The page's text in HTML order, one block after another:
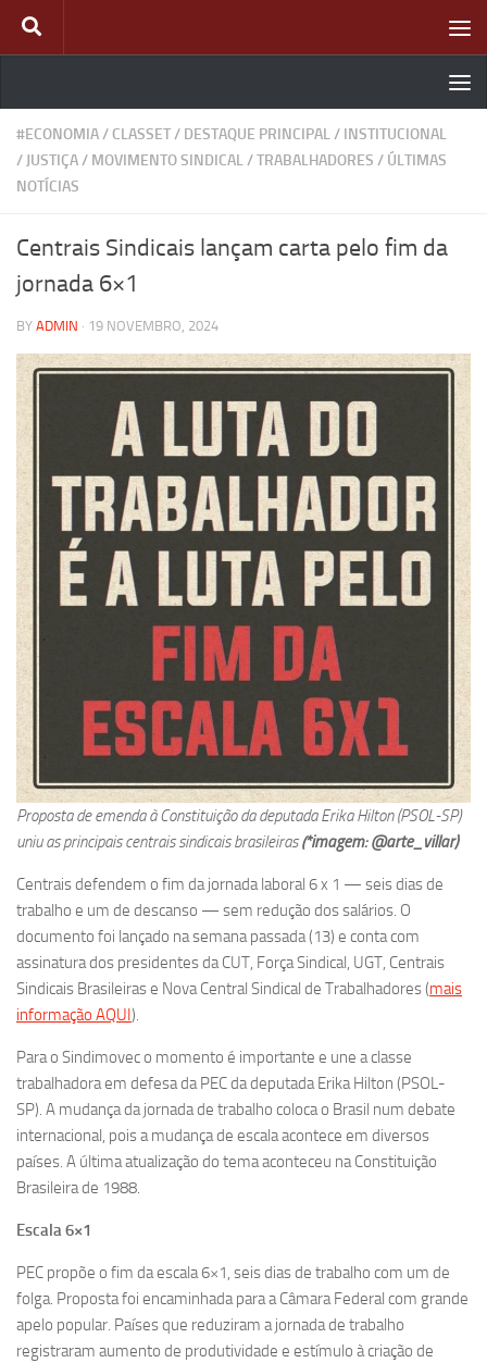
Skip to content
#ECONOMIA/ CLASSET/ DESTAQUE PRINCIPAL/ INSTITUCIONAL
/ JUSTIÇA/ MOVIMENTO SINDICAL/TRABALHADORES / ÚLTIMAS
NOTÍCIAS
Centrais Sindicais lançam carta pelo fim da
jornada 6×1
BY ADMIN · 19 NOVEMBRO, 2024
Proposta de emenda à Constituição da deputada Erika Hilton (PSOL-SP)
uniu as principais centrais sindicais brasileiras (*imagem: @arte_villar)
Centrais defendem o fim da jornada laboral 6 x 1 — seis dias de
trabalho e um de descanso — sem redução dos salários. O
documento foi lançado na semana passada (13) e conta com
assinatura dos presidentes da CUT, Força Sindical, UGT, Centrais
Sindicais Brasileiras e Nova Central Sindical de Trabalhadores (mais
informação AQUI ).
Para o Sindimovec o momento é importante e une a classe
trabalhadora em defesa da PEC da deputada Erika Hilton (PSOL-
SP). A mudança da jornada de trabalho coloca o Brasil num debate
internacional, pois a mudança de escala acontece em diversos
países. A última atualização do tema aconteceu na Constituição
Brasileira de 1988.
Escala 6×1
PEC propõe o fim da escala 6×1, seis dias de trabalho com um de
folga. Proposta foi encaminhada para a Câmara Federal com grande
apelo popular. Países que reduziram a jornada de trabalho
registraram aumento de produtividade e estímulo à criação de